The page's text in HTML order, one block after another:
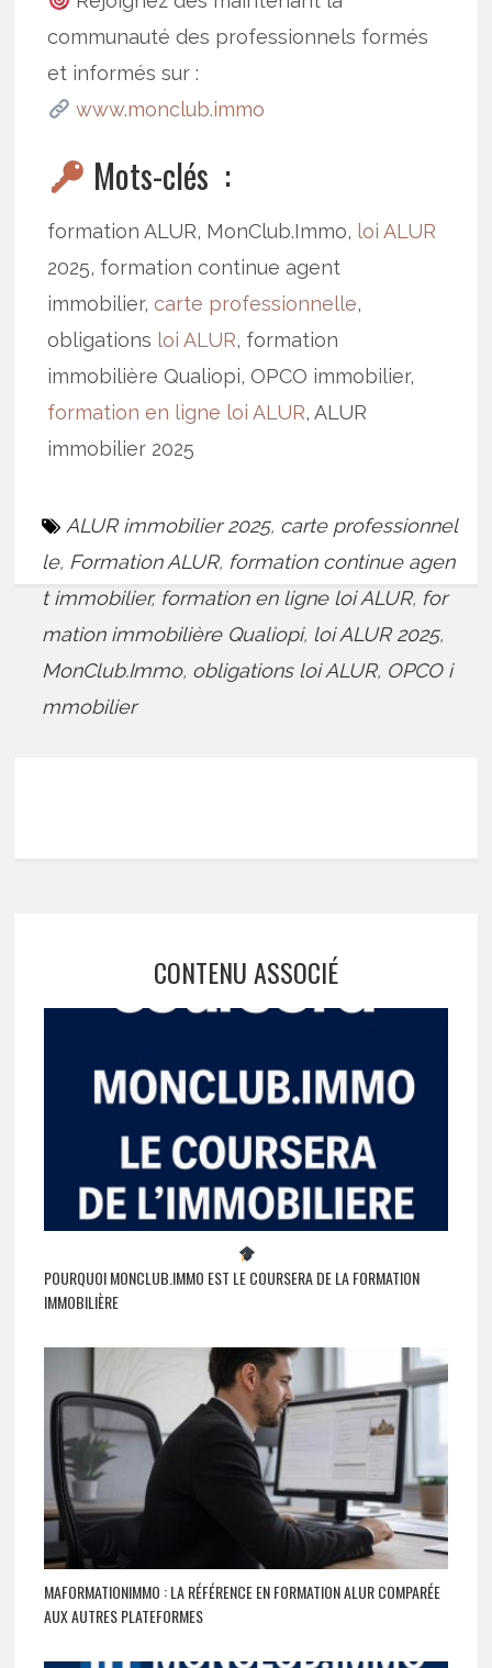
communauté des professionnels formés
et informés sur :
www.monclub.immo
Mots-clés :
formation ALUR, MonClub.Immo, loi ALUR
2025, formation continue agent
immobilier,carte professionnelle,
obligations loi ALUR, formation
immobilière Qualiopi, OPCO immobilier,
formation en ligne loi ALUR, ALUR
immobilier 2025
ALUR immobilier 2025, carte professionnel
le, Formation ALUR, formation continue agen
t immobilier, formation en ligne loi ALUR, for
mation immobilière Qualiopi, loi ALUR 2025,
MonClub.Immo, obligations loi ALUR, OPCO i
mmobilier
CONTENU ASSOCIÉ
POURQUOI MONCLUB.IMMO EST LE COURSERA DE LA FORMATION
IMMOBILIÈRE
MAFORMATIONIMMO : LA RÉFÉRENCE EN FORMATION ALUR COMPARÉE
AUX AUTRES PLATEFORMES